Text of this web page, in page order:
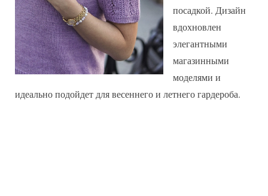
посадкой. Дизайн
вдохновлен
элегантными
магазинными
моделями и
идеально подойдет для весеннего и летнего гардероба.